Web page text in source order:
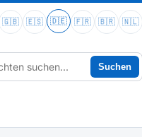
🇬🇧 🇪🇸 🇩🇪 🇫🇷 🇧🇷 🇳🇱
Suchen